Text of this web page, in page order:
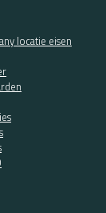
locatie eisen